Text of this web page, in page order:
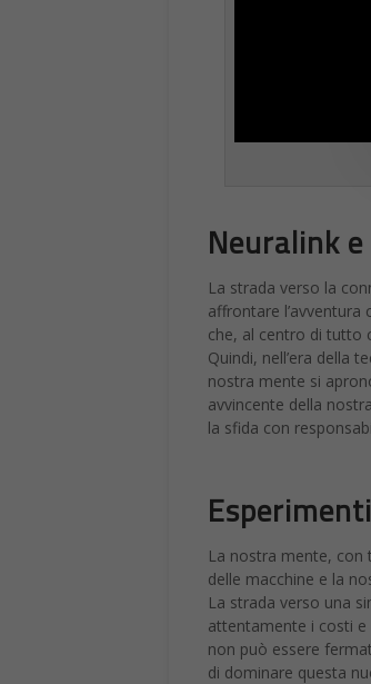
Neuralink
La strada verso la
affrontare
che, al centro di tutto
Quindi, nell’era della
nostra mente si
avvincente della
la sfida con
La nostra mente, con
delle macchine e la
La strada verso una
attentamente i costi e
non può essere
di dominare questa